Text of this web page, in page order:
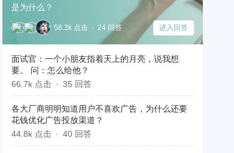
是为什么？
58.3k 点击 24 回答 进入回答
面试官：一个小朋友指着天上的月亮，说我想
要。 问：怎么给他？
66.7k 点击
35 回答
各大厂商明明知道用户不喜欢广告，为什么还要
花钱优化广告投放渠道？
44.8k 点击
40 回答